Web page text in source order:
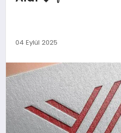
TEKNOLOJI
MAGAZIN
YAŞAM
04 Eylül 2025